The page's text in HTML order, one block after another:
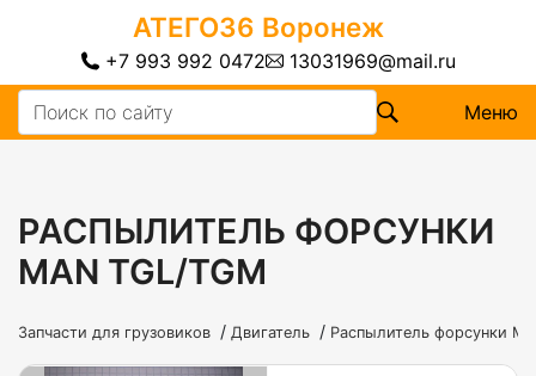
АТЕГО36 Воронеж
+7 993 992 0472 13031969@mail.ru
Меню
РАСПЫЛИТЕЛЬ ФОРСУНКИ
MAN TGL/TGM
Запчасти для грузовиков / Двигатель / Распылитель форсунки